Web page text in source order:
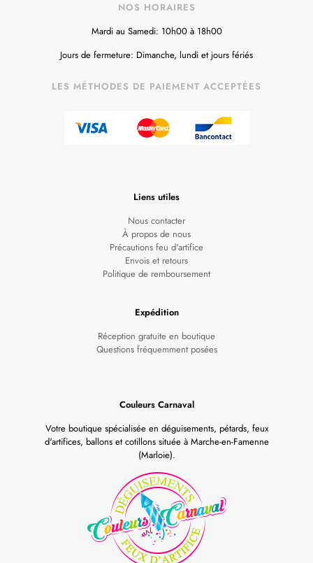
NOS HORAIRES
Mardi au Samedi: 10h00 à 18h00
Jours de fermeture: Dimanche, lundi et jours fériés
LES MÉTHODES DE PAIEMENT ACCEPTÉES
Liens utiles
Nous contacter
À propos de nous
Précautions feu d'artifice
Envois et retours
Politique de remboursement
Expédition
Réception gratuite en boutique
Questions fréquemment posées
Couleurs Carnaval
Votre boutique spécialisée en déguisements, pétards, feux
d'artifices, ballons et cotillons située à Marche-en-Famenne
(Marloie).